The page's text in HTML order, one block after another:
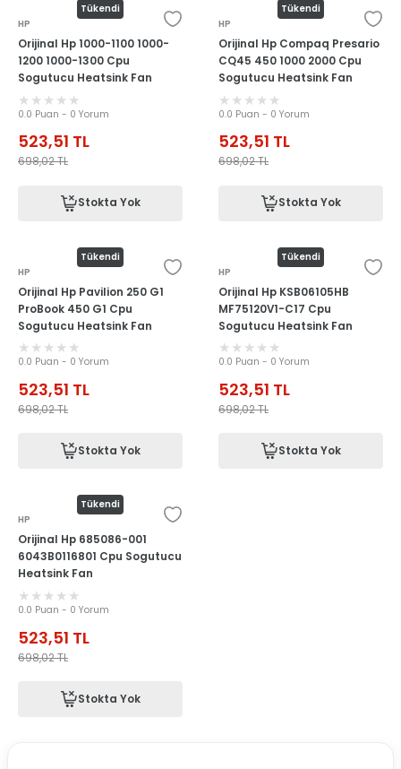
Tükendi
HP
Orijinal Hp 1000-1100 1000-
1200 1000-1300 Cpu
Sogutucu Heatsink Fan
0.0 Puan - 0 Yorum
523,51 TL
698,02TL
Stokta Yok
Tükendi
HP
Orijinal Hp Compaq Presario
CQ45 450 1000 2000 Cpu
Sogutucu Heatsink Fan
0.0 Puan - 0 Yorum
523,51 TL
698,02TL
Stokta Yok
Tükendi
HP
Orijinal Hp Pavilion 250 G1
ProBook 450 G1 Cpu
Sogutucu Heatsink Fan
0.0 Puan - 0 Yorum
523,51 TL
698,02TL
Stokta Yok
Tükendi
HP
Orijinal Hp KSB06105HB
MF75120V1-C17 Cpu
Sogutucu Heatsink Fan
0.0 Puan - 0 Yorum
523,51 TL
698,02TL
Stokta Yok
Tükendi
HP
Orijinal Hp 685086-001
6043B0116801 Cpu Sogutucu
Heatsink Fan
0.0 Puan - 0 Yorum
523,51 TL
698,02TL
Stokta Yok